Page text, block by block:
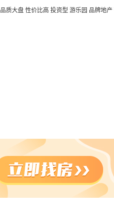
品质大盘 性价比高 投资型 游乐园 品牌地产